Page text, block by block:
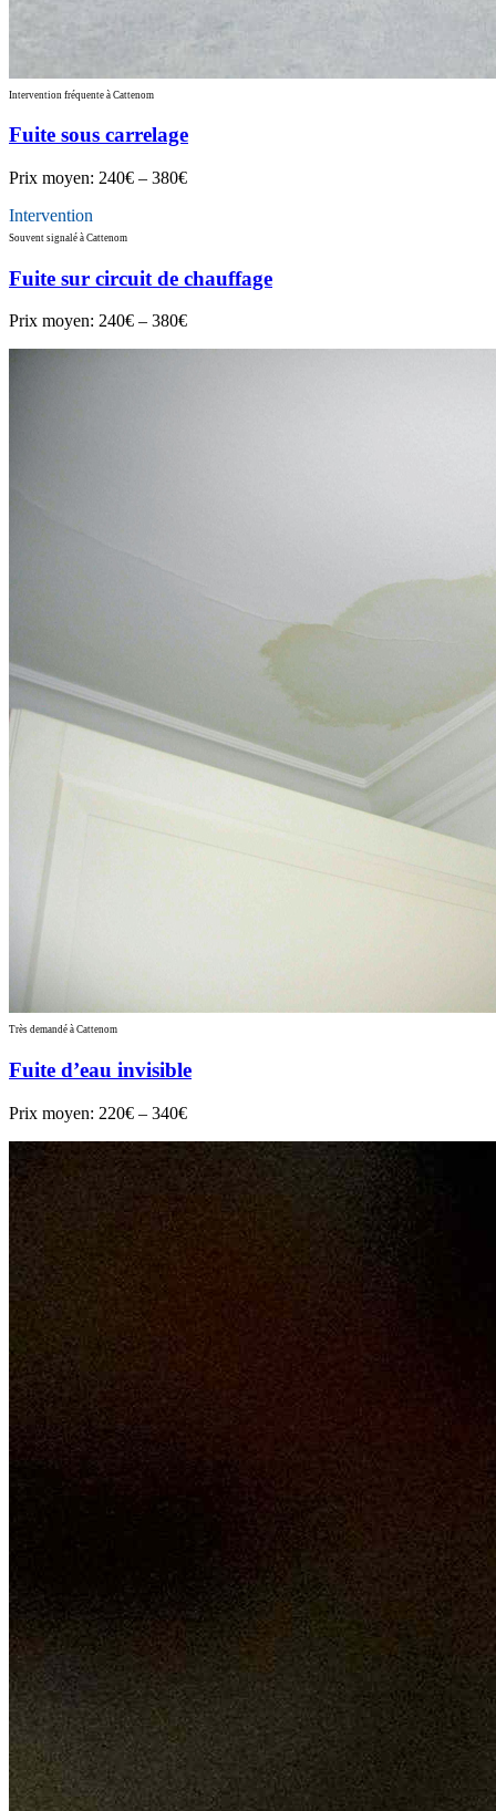
Intervention fréquente à Cattenom
Fuite sous carrelage
Prix moyen: 240€ – 380€
Intervention
Souvent signalé à Cattenom
Fuite sur circuit de chauffage
Prix moyen: 240€ – 380€
Très demandé à Cattenom
Fuite d’eau invisible
Prix moyen: 220€ – 340€